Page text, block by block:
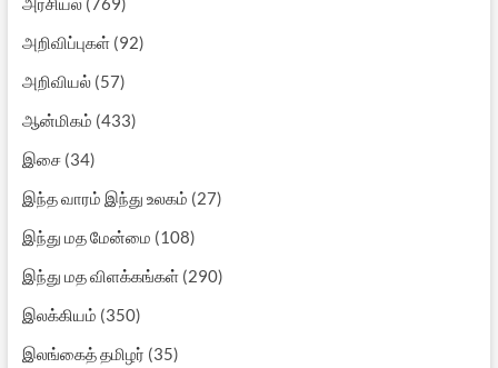
அறிவிப்புகள்(92)
அறிவியல்(57)
ஆன்மிகம் (433)
இசை(34)
இந்த வாரம் இந்து உலகம் (27)
இந்து மத மேன்மை (108)
இந்து மத விளக்கங்கள்(290)
இலக்கியம் (350)
இலங்கைத் தமிழர் (35)